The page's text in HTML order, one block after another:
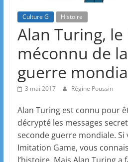
Culture G Histoire
Alan Turing,
méconnu de
guerre
3 mai 2017 Régine Poussin
Alan Turing est connu pour
décrypté les messages
seconde guerre mondiale. Si
Imitation Game, vous